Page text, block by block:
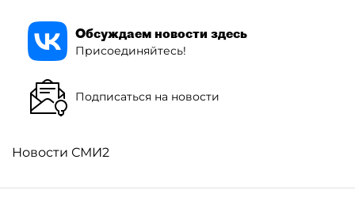
Обсуждаем новости здесь
Присоединяйтесь!
Подписаться на новости
Новости СМИ2